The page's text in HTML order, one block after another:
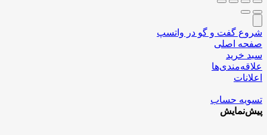
شروع گفت و گو در واتسپ
صفحه اصلی
سبد خرید
علاقه‌مندی‌ها
اعلانات
تسویه حساب
پیش‌نمایش